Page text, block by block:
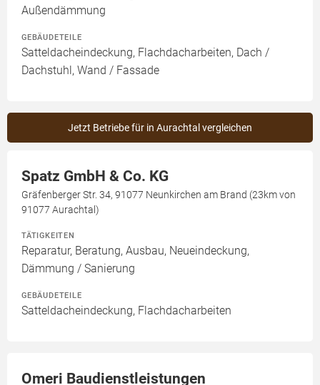
Außendämmung
GEBÄUDETEILE
Satteldacheindeckung, Flachdacharbeiten, Dach /
Dachstuhl, Wand / Fassade
Jetzt Betriebe für in Aurachtal vergleichen
Spatz GmbH & Co. KG
Gräfenberger Str. 34, 91077 Neunkirchen am Brand (23km von
91077 Aurachtal)
TÄTIGKEITEN
Reparatur, Beratung, Ausbau, Neueindeckung,
Dämmung / Sanierung
GEBÄUDETEILE
Satteldacheindeckung, Flachdacharbeiten
Omeri Baudienstleistungen